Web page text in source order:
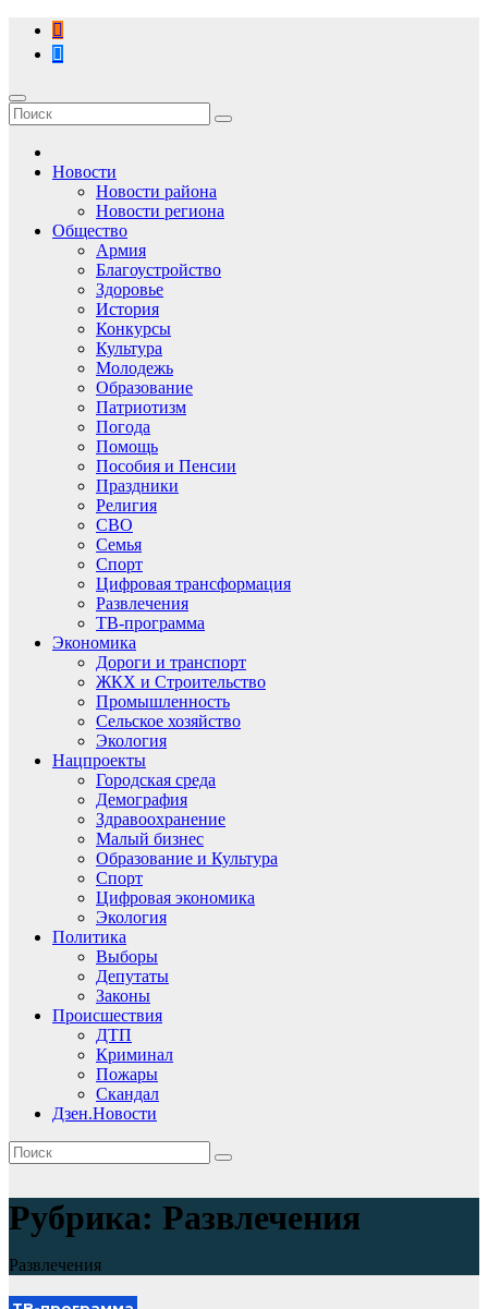
Перейти
содержимому
Новости
Новости района
Новости региона
Общество
Армия
Благоустройство
Здоровье
История
Конкурсы
Культура
Молодежь
Образование
Патриотизм
Погода
Помощь
Пособия и Пенсии
Праздники
Религия
СВО
Семья
Спорт
Цифровая трансформация
Развлечения
ТВ-программа
Экономика
Дороги и транспорт
ЖКХ и Строительство
Промышленность
Сельское хозяйство
Экология
Нацпроекты
Городская среда
Демография
Здравоохранение
Малый бизнес
Образование и Культура
Спорт
Цифровая экономика
Экология
Политика
Выборы
Депутаты
Законы
Происшествия
ДТП
Криминал
Пожары
Скандал
Дзен.Новости
Рубрика: Развлечения
Развлечения